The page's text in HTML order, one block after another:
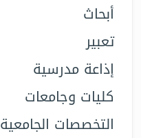
أبحاث
تعبير
إذاعة مدرسية
كليات وجامعات
التخصصات الجامعية